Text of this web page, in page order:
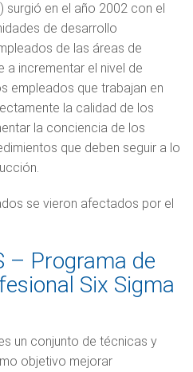
en el año 2002 con el
de desarrollo
de las áreas de
a incrementar el nivel de
empleados que trabajan en
la calidad de los
la conciencia de los
que deben seguir a lo
se vieron afectados por el
– Programa de
Six Sigma
un conjunto de técnicas y
objetivo mejorar